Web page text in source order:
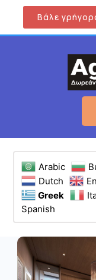
Βάλε
Arabic
Dutch
Greek
Spanish